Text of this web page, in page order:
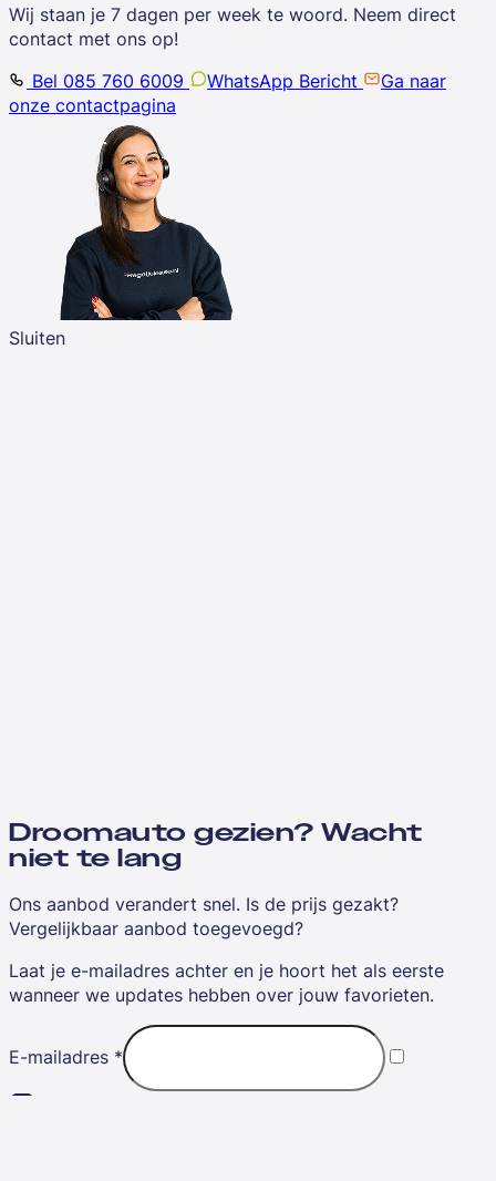
Wij staan je 7 dagen per week te woord. Neem direct
contact met ons op!
Bel 085 760 6009
WhatsApp Bericht
Ga naar
onze contactpagina
Sluiten
Droomauto gezien? Wacht
niet te lang
Ons aanbod verandert snel. Is de prijs gezakt?
Vergelijkbaar aanbod toegevoegd?
Laat je e-mailadres achter en je hoort het als eerste
wanneer we updates hebben over jouw favorieten.
E-mailadres *